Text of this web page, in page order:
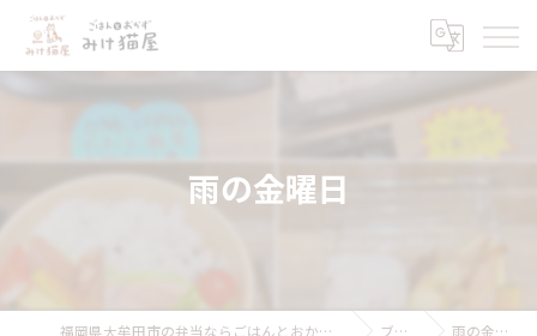
雨の金曜日
福岡県大牟田市の弁当ならごはんとおかず みけ猫屋 ブログ 雨の金曜日